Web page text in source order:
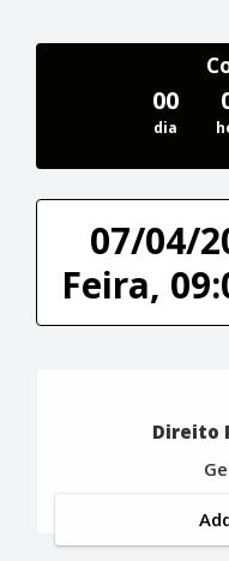
00
dia
07/04/
Feira,
Direito